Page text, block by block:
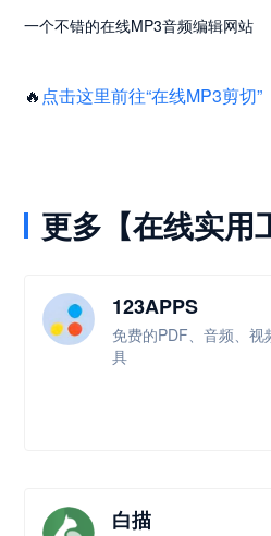
一个不错的在线MP3音频编辑网站
🔥 点击这里前往“在线MP3剪切”
更多【在线实用
123APPS
免费的PDF、音频、
具
白描